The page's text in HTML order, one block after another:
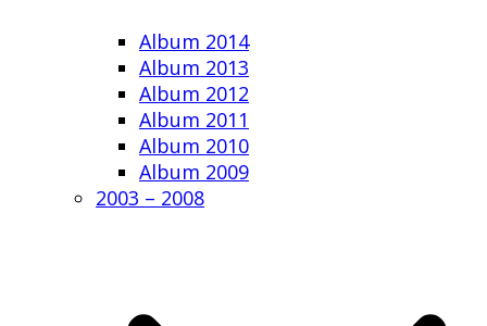
Album 2014
Album 2013
Album 2012
Album 2011
Album 2010
Album 2009
2003 – 2008